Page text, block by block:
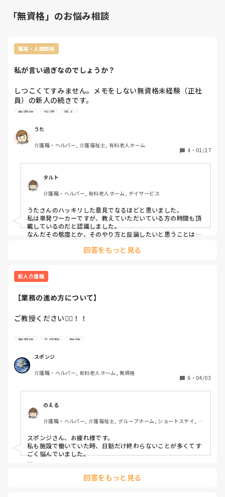
「無資格」のお悩み相談
職場・人間関係
私が言い過ぎなのでしょうか？
しつこくてすみません。メモをしない無資格未経験（正社
員）の新人の続きです。
あれからも質問され答えてもわけ分からない理由でメモはし
のやり方どうなんだ」といった趣旨の反論を必ずしてくる、
さらにあのスタッフは相性が良いからあのスタッフに教えて
ほしい、このスタッフは嫌だから指導から外してくれと施設
フ」の中の一人だそうです。それに加えて挨拶無視。
もう我慢の限界に達し、主任に「覚える気ないみたいなの
で、教えてる間の私の時間がもったいないので、指導二度と
やりません。非常に不愉快極まりない。」とキレてしまいま
した。
説得されましたが、「私はパートですが、一応私も
お金もらう為に働いているので、覚える気ない人教えてる時
間が私が給料泥棒してるのと同じなので。」と反論しまし
たまたま近くにいたナースの一人から気持ちは分かるけど、
私が言い過ぎなのでしょうか？
元々ADHD持ちで何でも口にしてしまう方でセーブしてきま
ってます。
無資格 指導 新人
うた
介護職・ヘルパー, 介護福祉士, 有料老人ホーム
4 ・ 01/27
タルト
介護職・ヘルパー, 有料老人ホーム, デイサービス
うたさんのハッキリした意見でなるほどと思いました。
私は単発ワーカーですが、教えていただいている方の時間も頂
戴しているのだと認識しました。
なんだその態度とか、そのやり方と反論したいと思うことはた
でも、なんで頑なにメモしないんでしょうかね？
スマホの録音機能を使わせるとか？
回答をもっと見る
新人介護職
【業務の進め方について】
ご教授ください🙇‍♂️！！
日勤帯の業務が時間内になかなか終わりません😭
早番　7:00〜16:00 大体終わる
日勤　9:00〜18:00 「終わらない事が多い、、」
遅番　10:00〜19:00 大体終わる
自身で考える僕が仕事が終わらない要因は
①タイムスケジュール化が上手くできていない
③報告しなくていい事、した方がいい事のグレーゾーン。
③に関しては現場慣れでしかないと思うのですが
僕は全てを共有しないといけないとある種の強迫観念があり
夫と言うが身体の異常など。
無資格 未経験 勉強
スポンジ
介護職・ヘルパー, 有料老人ホーム, 無資格
6 ・ 04/03
のえる
介護職・ヘルパー, 介護福祉士, グループホーム, ショートステイ, デ
護
スポンジさん、お疲れ様です。
私も施設で働いていた時、日勤だけ終わらないことが多くてす
ごく悩んでいました。
回答をもっと見る